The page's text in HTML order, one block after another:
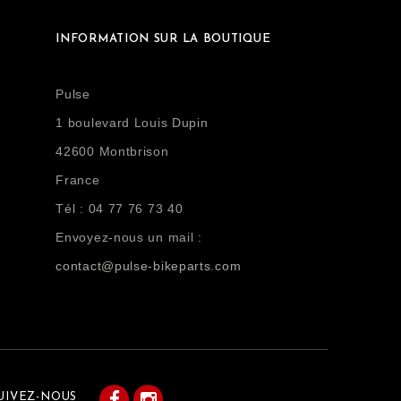
INFORMATION SUR LA BOUTIQUE
Pulse
1 boulevard Louis Dupin
42600 Montbrison
France
Tél : 04 77 76 73 40
Envoyez-nous un mail :
contact@pulse-bikeparts.com
NOUS FacebookInstagram